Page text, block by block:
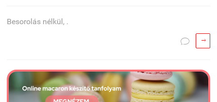
Besorolás nélkül, .
 